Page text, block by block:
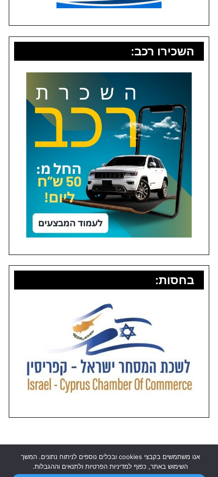
השכירו רכב:
בחסות:
-מונקו-אתיופיה -האיים האזוריים-נורבגיה-הרפובליקה
אנו משתמשים בקבצי cookies ובכלים נוספים לניתוח נתונים. המשך
השימוש באתר, כפוף למדיניות הפרטיות ולתנאים וההגבלות.